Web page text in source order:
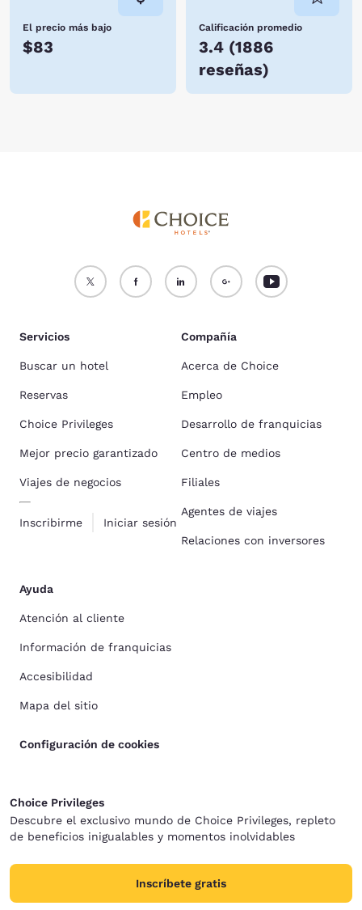
El precio más bajo
$83
Calificación promedio
3.4 (1886
reseñas)
Servicios
Buscar un hotel
Reservas
Choice Privileges
Mejor precio garantizado
Viajes de negocios
Inscribirme Iniciar sesión
Compañía
Acerca de Choice
Empleo
Desarrollo de franquicias
Centro de medios
Filiales
Agentes de viajes
Relaciones con inversores
Ayuda
Atención al cliente
Información de franquicias
Accesibilidad
Mapa del sitio
Configuración de cookies
Choice Privileges
Descubre el exclusivo mundo de Choice Privileges, repleto
de beneficios inigualables y momentos inolvidables
Inscríbete gratis